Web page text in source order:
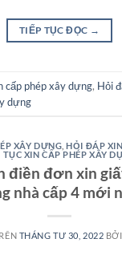
TIẾP TỤC ĐỌC →
cấp phép xây dựng, Hỏi
dựng
XÂY DỰNG ,HỎI ĐÁP
TỤC XIN CẤP PHÉP XÂY
điền đơn xin
nhà cấp 4 mới
THÁNG TƯ 30, 2022